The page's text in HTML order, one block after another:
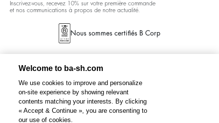
Inscrivez-vous, recevez 10% sur votre première commande
et nos communications à propos de notre actualité.
Nous sommes certifiés B Corp
Welcome to ba-sh.com
We use cookies to improve and personalize
on-site experience by showing relevant
contents matching your interests. By clicking
« Accept & Continue », you are consenting to
our use of cookies.